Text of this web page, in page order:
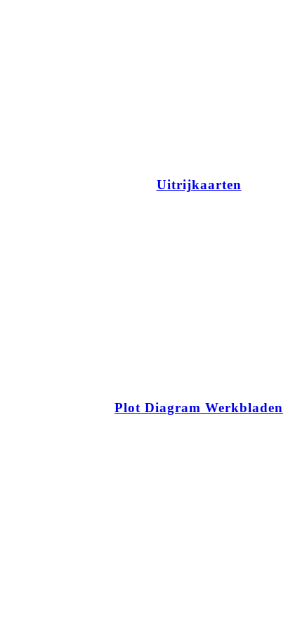
Uitrijkaarten
Plot Diagram Werkbladen